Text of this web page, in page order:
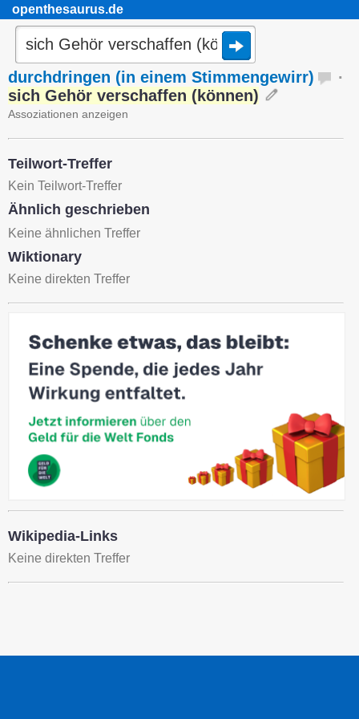
openthesaurus.de
durchdringen (in einem Stimmengewirr)
·
sich Gehör verschaffen (können)
Assoziationen anzeigen
Teilwort-Treffer
Kein Teilwort-Treffer
Ähnlich geschrieben
Keine ähnlichen Treffer
Wiktionary
Keine direkten Treffer
Wikipedia-Links
Keine direkten Treffer